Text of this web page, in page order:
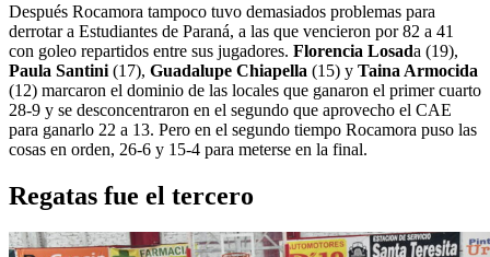
Después Rocamora tampoco tuvo demasiados problemas para
derrotar a Estudiantes de Paraná, a las que vencieron por 82 a 41
con goleo repartidos entre sus jugadores. Florencia Losada (19),
Paula Santini (17), Guadalupe Chiapella (15) y Taina Armocida
(12) marcaron el dominio de las locales que ganaron el primer cuarto
28-9 y se desconcentraron en el segundo que aprovecho el CAE
para ganarlo 22 a 13. Pero en el segundo tiempo Rocamora puso las
cosas en orden, 26-6 y 15-4 para meterse en la final.
Regatas fue el tercero